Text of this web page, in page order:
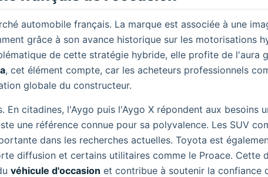
automobile français. La marque est associée à une
grâce à son avance historique sur les motorisations
de cette stratégie hybride, elle profite de l'aura
, cet élément compte, car les acheteurs professionnels
globale du constructeur.
citadines, l'Aygo puis l'Aygo X répondent aux besoins
une référence connue pour sa polyvalence. Les SUV
dans les recherches actuelles. Toyota est
diffusion et certains utilitaires comme le Proace. Cette
véhicule d'occasion et contribue à soutenir la confiance